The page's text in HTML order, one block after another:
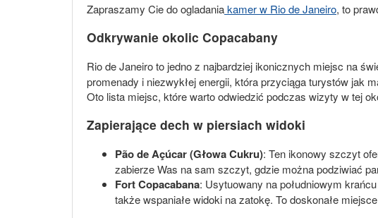
Zapraszamy Cie do ogladaniakamer w Rio de Janeiro, to
Odkrywanie okolic Copacabany
Rio de Janeiro to jedno z najbardziej ikonicznych miejsc na
promenady i niezwykłej energii, która przyciąga turystów jak
Oto lista miejsc, które warto odwiedzić podczas wizyty w tej
Zapierające dech w piersiach widoki
Pão de Açúcar (Głowa Cukru): Ten ikonowy szczyt
zabierze Was na sam szczyt, gdzie można podziwiać
Fort Copacabana: Usytuowany na południowym
także wspaniałe widoki na zatokę. To doskonałe